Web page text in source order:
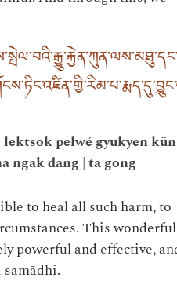
pelwé gyukyen
ngak dang | ta gong
to heal all such harm, to
This wonderful
powerful and effective,